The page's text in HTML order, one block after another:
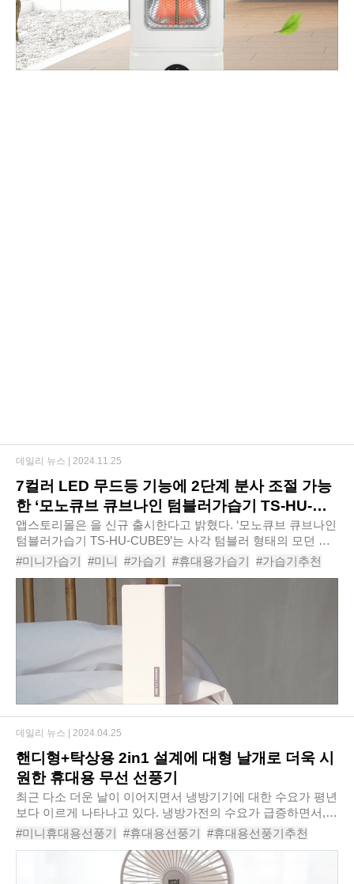
7컬러 LED 무드등 기능에 2단계 분사 조절 가능
한 ‘모노큐브 큐브나인 텀블러가습기 TS-HU-
CUBE9’
앱스토리몰은 을 신규 출시한다고 밝혔다. ‘모노큐브 큐브나인
텀블러가습기 TS-HU-CUBE9’는 사각 텀블러 형태의 모던 디
자인으로 어디에나 잘 어울려 가정이나 차량에서도 사용하기
좋다. 또한 시간당 약 50ml의 풍부한 분..
#미니가습기 #미니 #가습기 #휴대용가습기 #가습기추천
#초음파가습기 #차량용가습기
#모노큐브큐브나인텀블러가습기TS-HU-CUBE9
데일리 뉴스 | 2024.11.25
핸디형+탁상용 2in1 설계에 대형 날개로 더욱 시
원한 휴대용 무선 선풍기
최근 다소 더운 날이 이어지면서 냉방기기에 대한 수요가 평년
보다 이르게 나타나고 있다. 냉방가전의 수요가 급증하면서,
새로운 기능으로 무장한 신제품들의 공급도 많아지고 있다. 최
근에는 가장 보편적인 냉방기기로 꼽을 ..
#미니휴대용선풍기 #휴대용선풍기 #휴대용선풍기추천
#가성비선풍기 #가벼운손선풍기 #USB선풍기
#픽스빅팬휴대용무선선풍기XPF-702
데일리 뉴스 | 2024.04.25